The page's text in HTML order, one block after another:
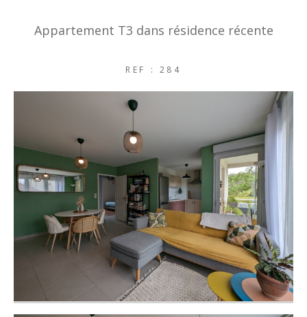
Appartement T3 dans résidence récente
REF : 284